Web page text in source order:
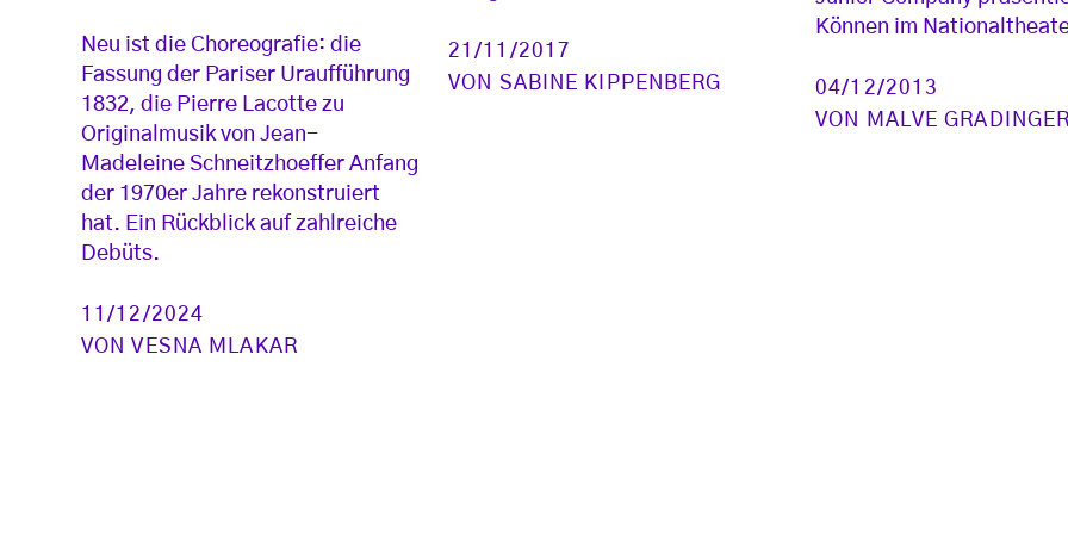
Neu ist die Choreografie: die
Fassung der Pariser Uraufführung
1832, die Pierre Lacotte zu
Originalmusik von Jean-
Madeleine Schneitzhoeffer Anfang
der 1970er Jahre rekonstruiert
hat. Ein Rückblick auf zahlreiche
Debüts.
11/12/2024
VONVESNA MLAKAR
21/11/2017
VON SABINE KIPPENBERG
Können im
04/12/2013
VON
MALVE